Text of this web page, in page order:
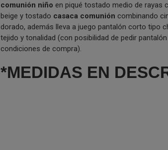
comunión niño en piqué tostado medio de rayas
beige y tostado casaca comunión combinando
dorado, además lleva a juego pantalón corto tipo
tejido y tonalidad (con posibilidad de pedir
condiciones de compra).
*MEDIDAS EN